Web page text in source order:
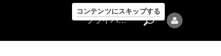
コンテンツにスキップする
プライバシーポリシー